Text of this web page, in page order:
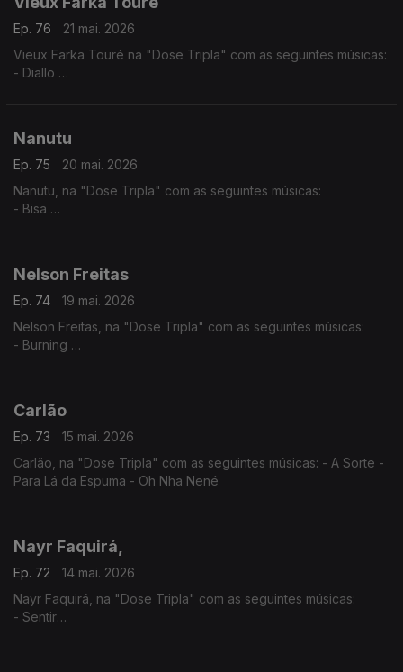
Ep. 76
21 mai. 2026
Vieux Farka Touré na "Dose Tripla" com as seguintes músicas:
- Diallo
Nanutu
Ep. 75
20 mai. 2026
Nanutu, na "Dose Tripla" com as seguintes músicas:
- Bisa
Nelson Freitas
Ep. 74
19 mai. 2026
Nelson Freitas, na "Dose Tripla" com as seguintes músicas:
- Burning
Carlão
Ep. 73
15 mai. 2026
Carlão, na "Dose Tripla" com as seguintes músicas: - A Sorte -
Para Lá da Espuma - Oh Nha Nené
Nayr Faquirá,
Ep. 72
14 mai. 2026
Nayr Faquirá, na "Dose Tripla" com as seguintes músicas:
- Sentir